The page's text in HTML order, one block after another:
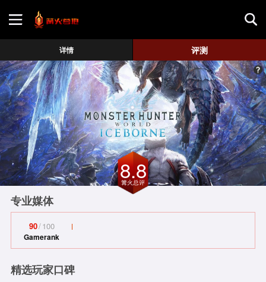
游戏评测
地图攻略
详情 评测
8.8
篝火总评
专业媒体
90/100
Gamerank
精选玩家口碑